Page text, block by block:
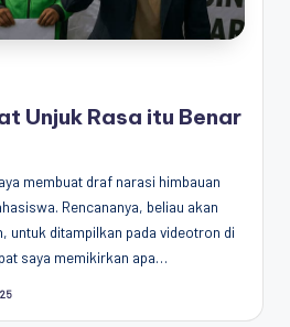
Unjuk Rasa itu Benar
membuat draf narasi himbauan
Rencananya, beliau akan
untuk ditampilkan pada videotron di
saya memikirkan apa…